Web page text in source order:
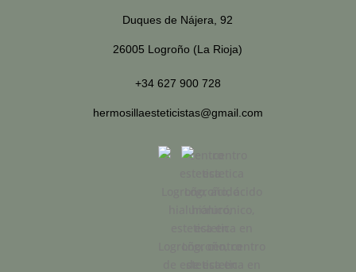
Duques de Nájera, 92
26005 Logroño (La Rioja)
+34 627 900 728
hermosillaesteticistas@gmail.com